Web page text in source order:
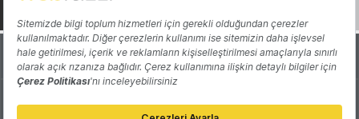
Hakkında Yazarlar
Katkıda Bulun Reklam